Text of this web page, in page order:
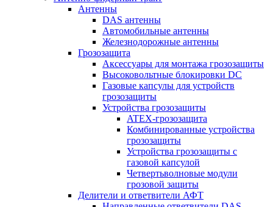
Антенны
DAS антенны
Автомобильные антенны
Железнодорожные антенны
Грозозащита
Аксессуары для монтажа грозозащиты
Высоковольтные блокировки DC
Газовые капсулы для устройств
грозозащиты
Устройства грозозащиты
ATEX-грозозащита
Комбинированные устройства
грозозащиты
Устройства грозозащиты с
газовой капсулой
Четвертьволновые модули
грозовой защиты
Делители и ответвители АФТ